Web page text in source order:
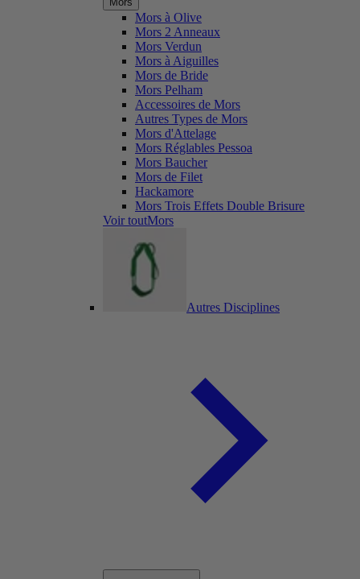
Mors à Olive
Mors 2 Anneaux
Mors Verdun
Mors à Aiguilles
Mors de Bride
Mors Pelham
Accessoires de Mors
Autres Types de Mors
Mors d'Attelage
Mors Réglables Pessoa
Mors Baucher
Mors de Filet
Hackamore
Mors Trois Effets Double Brisure
Voir toutMors
Autres Disciplines